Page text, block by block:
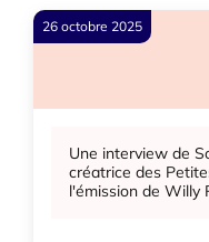
26 octobre 2025
Une interview de
créatrice des
l'émission de Willy